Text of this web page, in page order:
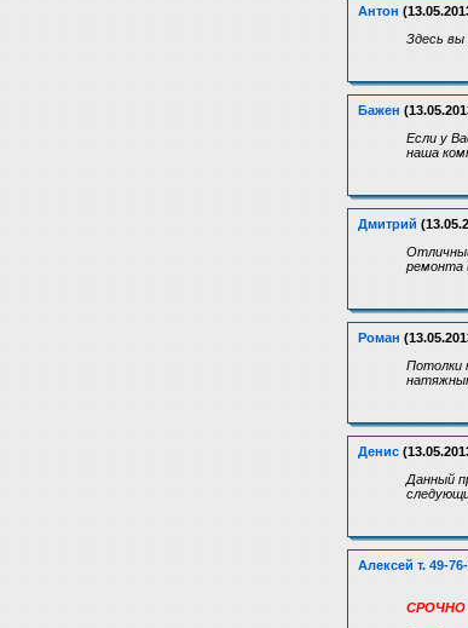
Антон
Здесь вы
Бажен
Если у
наша
Дмитрий
ремонта
Роман
Потолки
Денис
Данный
Алексей т. 49-
СРОЧНО